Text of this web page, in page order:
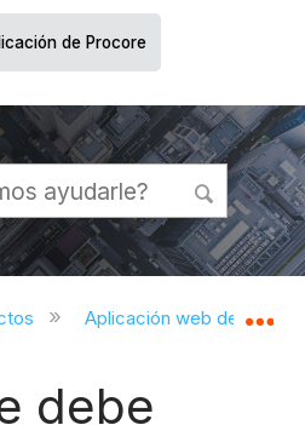
de Procore
jerarquía global
Aplicación web de
debe